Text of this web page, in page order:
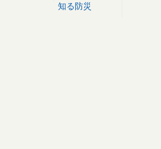
知る防災